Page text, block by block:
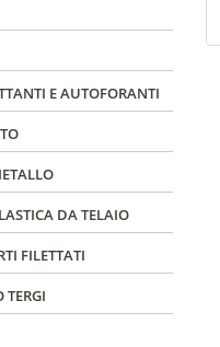
E AUTOFORANTI
DA TELAIO
FILETTATI
TERGI